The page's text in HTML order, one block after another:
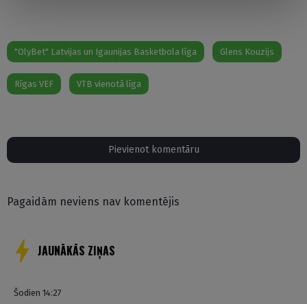
"OlyBet" Latvijas un Igaunijas Basketbola līga Glens Kouzijs
Rīgas VEF VTB vienotā līga
Pievienot komentāru
Pagaidām neviens nav komentējis
JAUNĀKĀS ZIŅAS
Šodien 14:27